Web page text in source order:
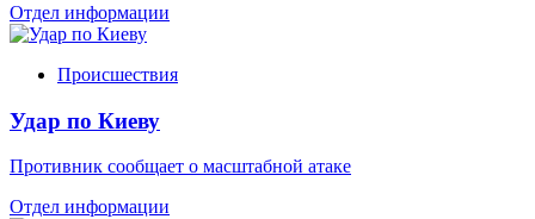
Отдел информации
Происшествия
Удар по Киеву
Противник сообщает о масштабной атаке
Отдел информации